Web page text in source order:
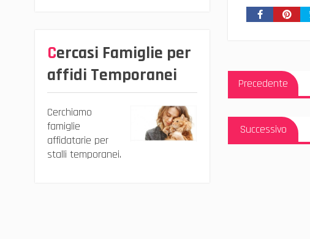
Navigazione
articoli
Precedente
Successivo
Cercasi Famiglie per
affidi Temporanei
Cerchiamo
famiglie
affidatarie per
stalli temporanei.